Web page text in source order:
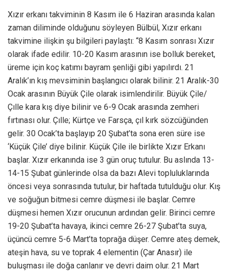
Xızır erkanı takviminin 8 Kasım ile 6 Haziran arasında kalan
zaman diliminde olduğunu söyleyen Bülbül, Xızır erkanı
takvimine ilişkin şu bilgileri paylaştı: “8 Kasım sonrası Xızır
olarak ifade edilir. 10-20 Kasım arasının ise bolluk bereket,
üreme için koç katımı bayram şenliği gibi yapılırdı. 21
Aralık’ın kış mevsiminin başlangıcı olarak bilinir. 21 Aralık-30
Ocak arasının Büyük Çile olarak isimlendirilir. Büyük Çile/
Çılle kara kış diye bilinir ve 6-9 Ocak arasında zemheri
fırtınası olur. Çılle; Kürtçe ve Farsça, çıl kırk sözcüğünden
gelir. 30 Ocak’ta başlayıp 20 Şubat’ta sona eren süre ise
‘Küçük Çile’ diye bilinir. Küçük Çile ile birlikte Xızır Erkanı
başlar. Xızır erkanında ise 3 gün oruç tutulur. Bu aslında 13-
14-15 Şubat günlerinde olsa da bazı Alevi topluluklarında
öncesi veya sonrasında tutulur, bir haftada tutulduğu olur. Kış
ve soğuğun bitmesi cemre düşmesi ile başlar. Cemre
düşmesi hemen Xızır orucunun ardından gelir. Birinci cemre
19-20 Şubat’ta havaya, ikinci cemre 26-27 Şubat’ta suya,
üçüncü cemre 5-6 Mart’ta toprağa düşer. Cemre ateş demek,
ateşin hava, su ve toprak 4 elementin (Çar Anasır) ile
buluşması ile doğa canlanır ve devri daim olur. 21 Mart